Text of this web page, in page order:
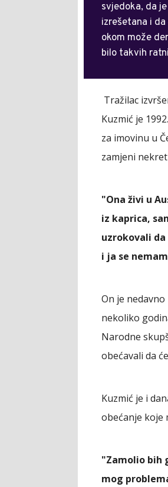
svjedoka, da
izrešetana i
okom može
bilo takvih
Tražilac
Kuzmić je
za imovinu u
zamjeni
"Ona živi u
iz kaprica,
uzrokovali
i ja se
On je
nekoliko
Narodne
obećavali da
Kuzmić je i
obećanje koje
"Zamolio bih
mog